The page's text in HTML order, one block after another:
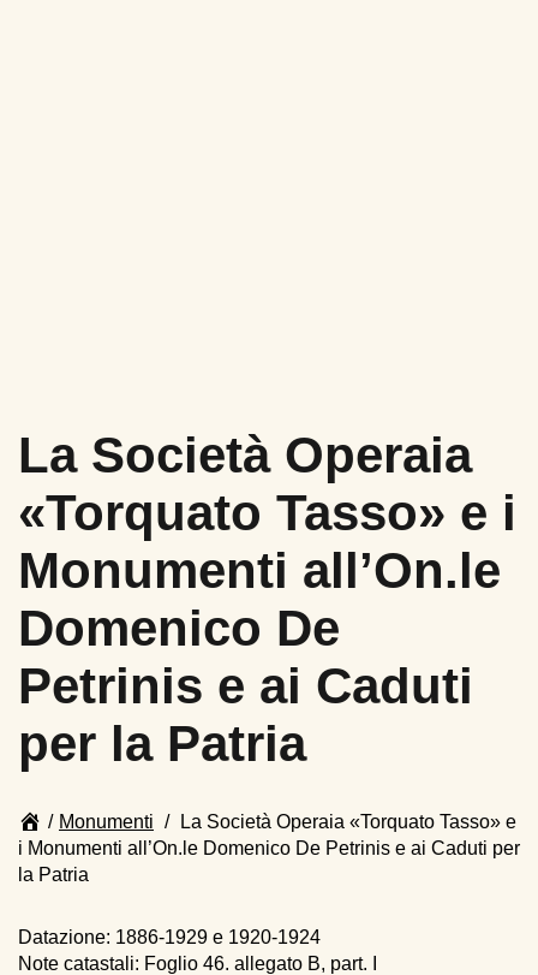
La Società Operaia
«Torquato Tasso» e i
Monumenti all’On.le
Domenico De
Petrinis e ai Caduti
per la Patria
Page
breadcrumbs
/ Monumenti /
La Società Operaia «Torquato Tasso» e
i Monumenti all’On.le Domenico De Petrinis e ai Caduti per
la Patria
of
page
Datazione: 1886-1929 e 1920-1924
Note catastali: Foglio 46. allegato B, part. I